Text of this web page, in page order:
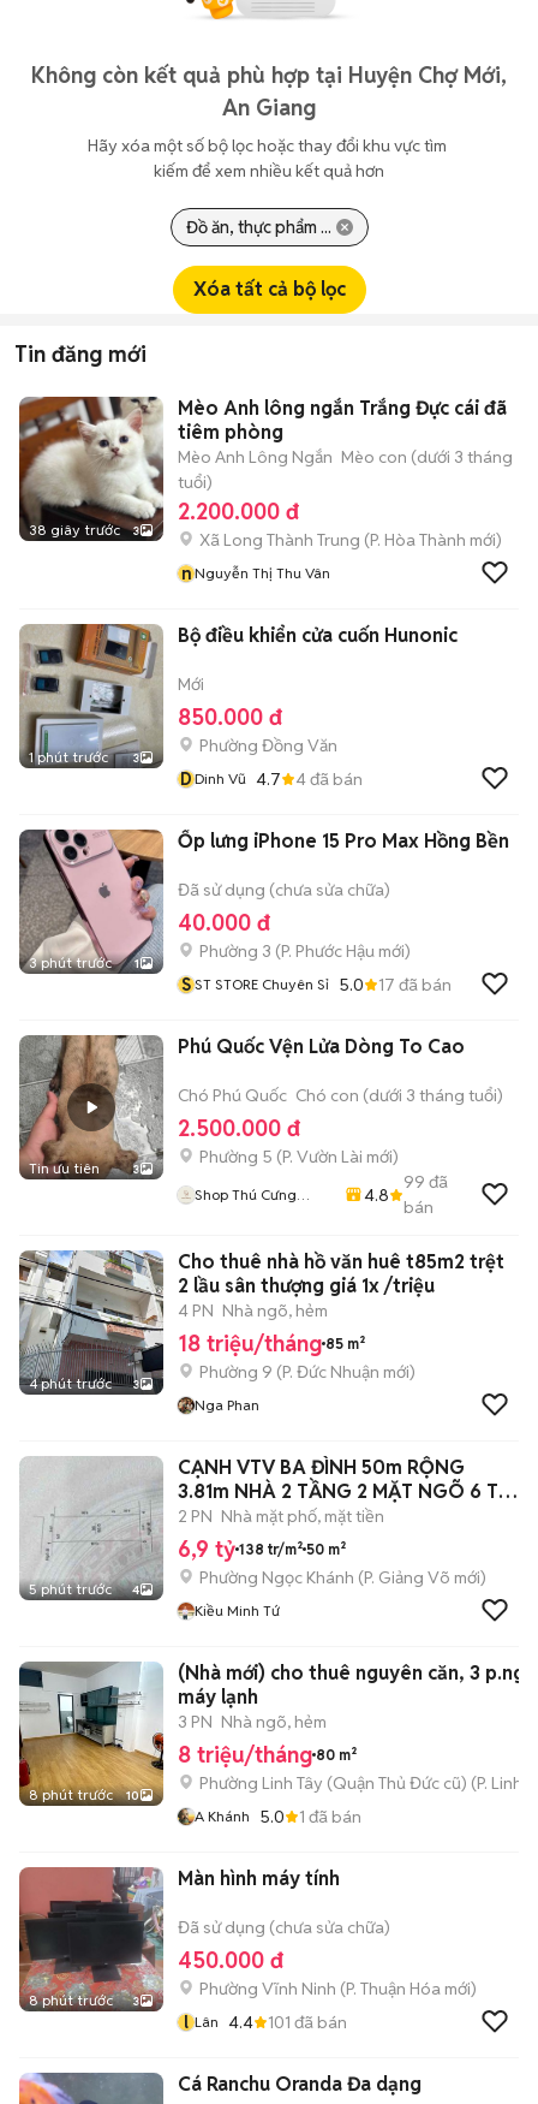
Không còn kết quả phù hợp tại Huyện Chợ Mới,
An Giang
Hãy xóa một số bộ lọc hoặc thay đổi khu vực tìm
kiếm để xem nhiều kết quả hơn
Đồ ăn, thực phẩm ...
Xóa tất cả bộ lọc
Tin đăng mới
38 giây trước 3
Mèo Anh lông ngắn Trắng Đực cái đã
tiêm phòng
Mèo Anh Lông Ngắn Mèo con (dưới 3 tháng
tuổi)
2.200.000 đ
Xã Long Thành Trung (P. Hòa Thành mới)
nNguyễn Thị Thu Vân
1 phút trước 3
Bộ điều khiển cửa cuốn Hunonic
Mới
850.000 đ
Phường Đồng Văn
DDinh Vũ 4.7 4đã bán
3 phút trước 1
Ốp lưng iPhone 15 Pro Max Hồng Bền
Đã sử dụng (chưa sửa chữa)
40.000 đ
Phường 3 (P. Phước Hậu mới)
S ST STORE Chuyên Sỉ 5.0 17 đã bán
Tin ưu tiên 3
Phú Quốc Vện Lửa Dòng To Cao
Chó Phú Quốc Chó con (dưới 3 tháng tuổi)
2.500.000 đ
Phường 5 (P. Vườn Lài mới)
Shop Thú Cưng
4.8
99 đã
bán
4 phút trước 3
Cho thuê nhà hồ văn huê t85m2 trệt
2 lầu sân thượng giá 1x /triệu
4 PN Nhà ngõ, hẻm
18 triệu/tháng 85 m²
Phường 9 (P. Đức Nhuận mới)
Nga Phan
5 phút trước 4
CẠNH VTV BA ĐÌNH 50m RỘNG
3.81m NHÀ 2 TẦNG 2 MẶT NGÕ 6 Ty
9
2 PN Nhà mặt phố, mặt tiền
6,9 tỷ 138 tr/m² 50 m²
Phường Ngọc Khánh (P. Giảng Võ mới)
Kiều Minh Tứ
8 phút trước 10
(Nhà mới) cho thuê nguyên căn, 3
máy lạnh
3 PN Nhà ngõ, hẻm
8 triệu/tháng 80 m²
Phường Linh Tây (Quận Thủ Đức cũ) (P. Linh
A Khánh 5.0 1 đã bán
8 phút trước 3
Màn hình máy tính
Đã sử dụng (chưa sửa chữa)
450.000 đ
Phường Vĩnh Ninh (P. Thuận Hóa mới)
l Lân 4.4 101 đã bán
Cá Ranchu Oranda Đa dạng